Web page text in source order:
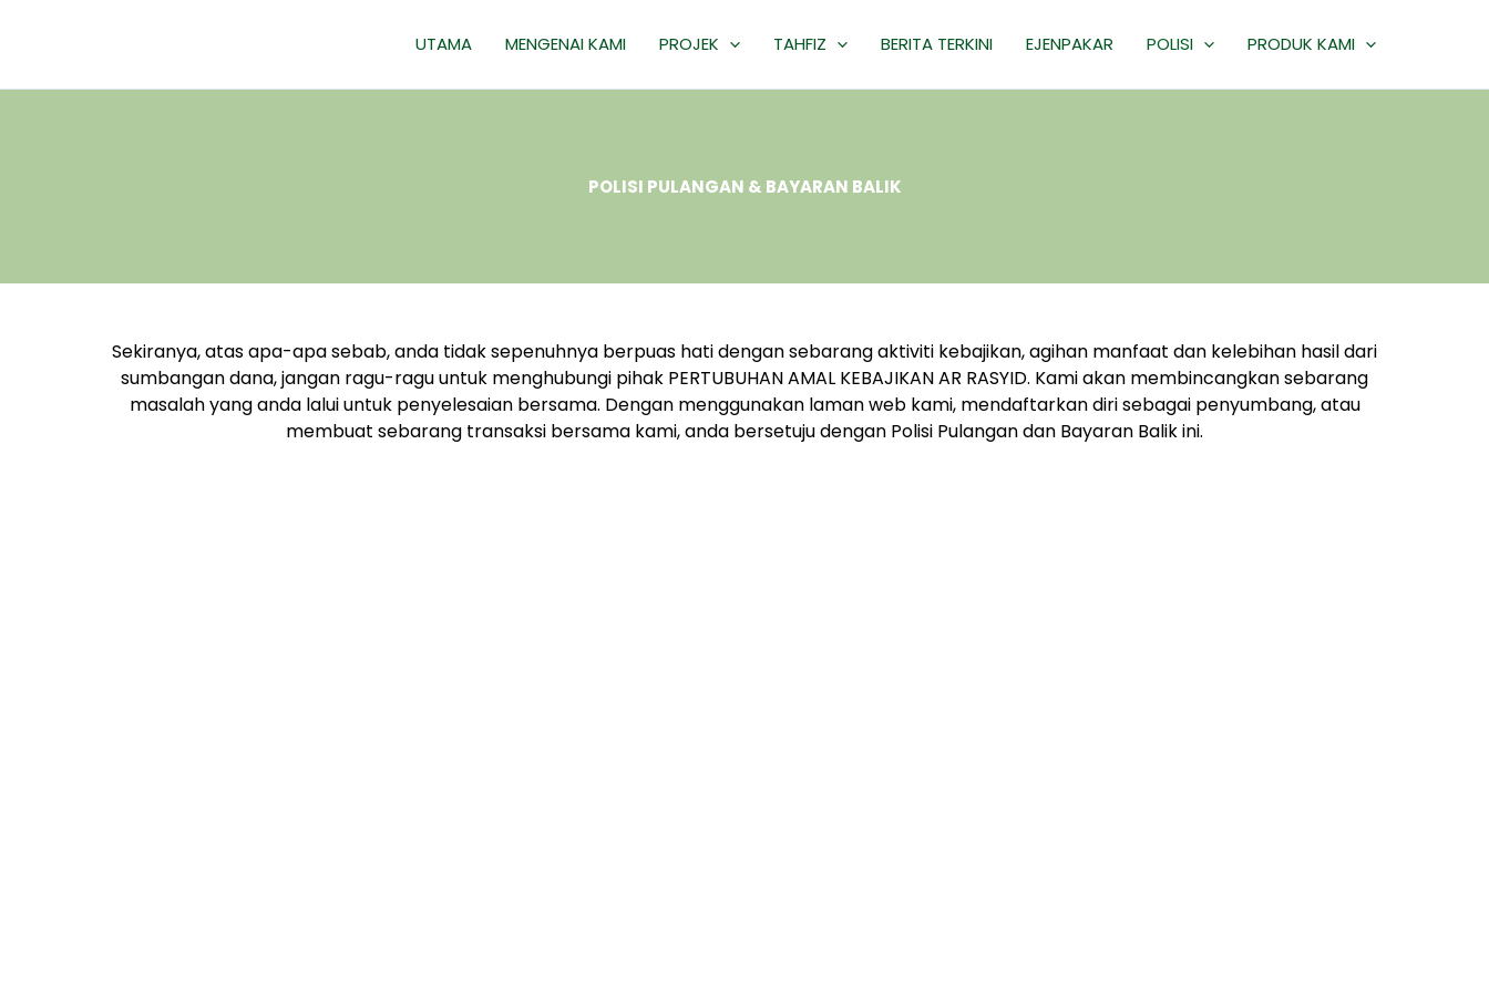
UTAMA MENGENAI KAMI PROJEK TAHFIZ BERITA TERKINI EJENPAKAR POLISI PRODUK KAMI
POLISI PULANGAN & BAYARAN BALIK
Sekiranya, atas apa-apa sebab, anda tidak sepenuhnya berpuas hati dengan sebarang aktiviti kebajikan, agihan manfaat dan kelebihan hasil dari
sumbangan dana, jangan ragu-ragu untuk menghubungi pihak PERTUBUHAN AMAL KEBAJIKAN AR RASYID. Kami akan membincangkan sebarang
masalah yang anda lalui untuk penyelesaian bersama. Dengan menggunakan laman web kami, mendaftarkan diri sebagai penyumbang, atau
membuat sebarang transaksi bersama kami, anda bersetuju dengan Polisi Pulangan dan Bayaran Balik ini.